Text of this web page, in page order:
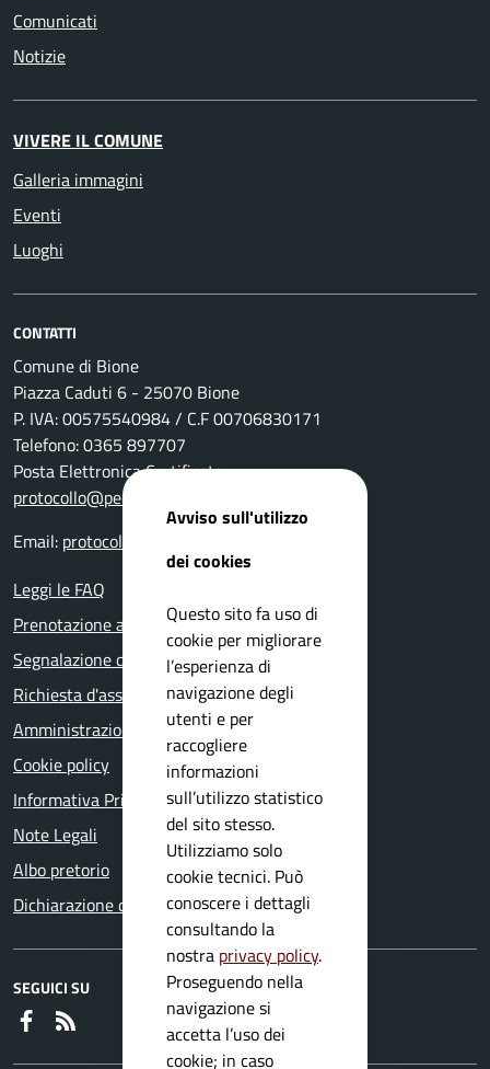
Comunicati
Notizie
VIVERE IL COMUNE
Galleria immagini
Eventi
Luoghi
CONTATTI
Comune di Bione
Piazza Caduti 6 - 25070 Bione
P. IVA: 00575540984 / C.F 00706830171
Telefono: 0365 897707
Posta Elettronica Certificata:
protocollo@pec.comune.bione.bs.it
Email: protocollo@comune.bione.bs.it
Leggi le FAQ
Prenotazione appuntamento
Segnalazione disservizio
Richiesta d'assistenza
Amministrazione trasparente
Cookie policy
Informativa Privacy
Note Legali
Albo pretorio
Dichiarazione di accessibilità
SEGUICI SU
Faceboook
Avviso sull'utilizzo
dei cookies
Questo sito fa uso di
cookie per migliorare
l’esperienza di
navigazione degli
utenti e per
raccogliere
informazioni
sull’utilizzo statistico
del sito stesso.
Utilizziamo solo
cookie tecnici. Può
conoscere i dettagli
consultando la
nostra privacy policy.
Proseguendo nella
navigazione si
accetta l’uso dei
cookie; in caso